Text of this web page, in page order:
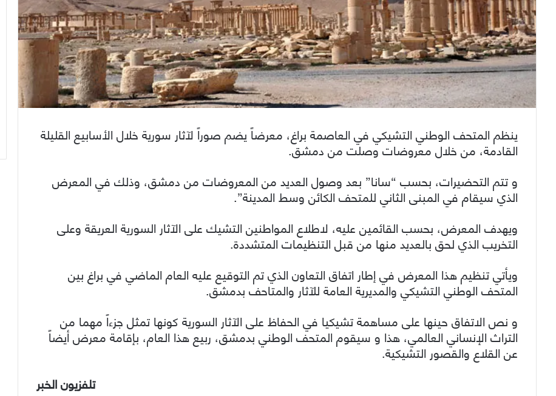
ينظم المتحف الوطني التشيكي في العاصمة براغ، معرضاً يضم صوراً لآثار سورية خلال الأسابيع القليلة
القادمة، من خلال معروضات وصلت من دمشق.
و تتم التحضيرات، بحسب “سانا” بعد وصول العديد من المعروضات من دمشق، وذلك في المعرض
الذي سيقام في المبنى الثاني للمتحف الكائن وسط المدينة”.
ويهدف المعرض، بحسب القائمين عليه، لاطلاع المواطنين التشيك على الآثار السورية العريقة وعلى
التخريب الذي لحق بالعديد منها من قبل التنظيمات المتشددة.
ويأتي تنظيم هذا المعرض في إطار اتفاق التعاون الذي تم التوقيع عليه العام الماضي في براغ بين
المتحف الوطني التشيكي والمديرية العامة للآثار والمتاحف بدمشق.
و نص الاتفاق حينها على مساهمة تشيكيا في الحفاظ على الآثار السورية كونها تمثل جزءاً مهما من
التراث الإنساني العالمي، هذا و سيقوم المتحف الوطني بدمشق، ربيع هذا العام، بإقامة معرض أيضاً
عن القلاع والقصور التشيكية.
تلفزيون الخبر